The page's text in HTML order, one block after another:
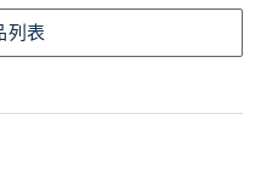
列表